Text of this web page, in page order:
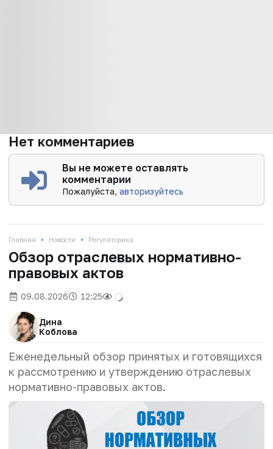
Нет комментариев
Вы не можете оставлять
комментарии
Пожалуйста,авторизуйтесь
Главная • Новости • Регуляторика
Обзор отраслевых нормативно-
правовых актов
09.08.2026 12:25
Дина
Коблова
Еженедельный обзор принятых и готовящихся
к рассмотрению и утверждению отраслевых
нормативно-правовых актов.